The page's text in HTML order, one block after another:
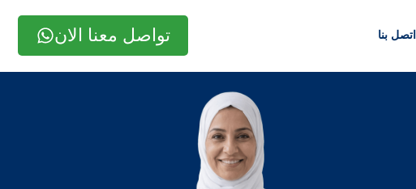
اتصل بنا تواصل معنا الان